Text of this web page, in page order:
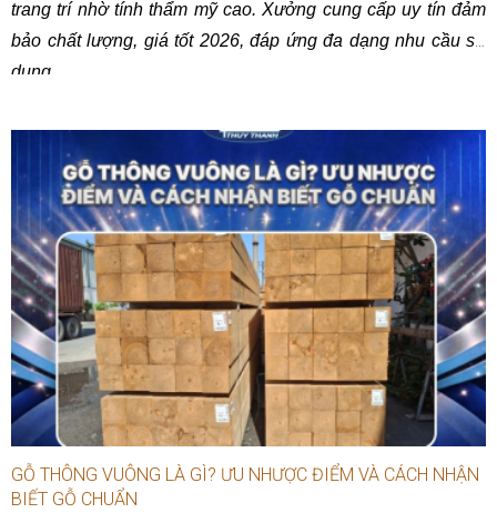
trang trí nhờ tính thẩm mỹ cao. Xưởng cung cấp uy tín đảm
bảo chất lượng, giá tốt 2026, đáp ứng đa dạng nhu cầu sử
dụng.
GỖ THÔNG VUÔNG LÀ GÌ? ƯU NHƯỢC ĐIỂM VÀ CÁCH NHẬN
BIẾT GỖ CHUẨN